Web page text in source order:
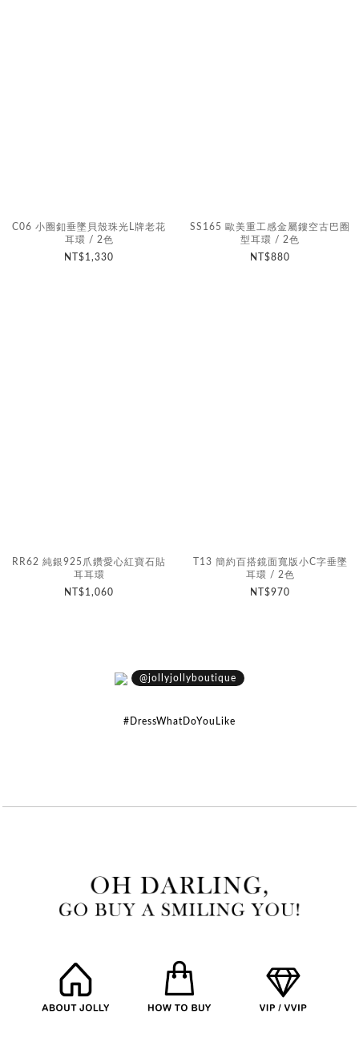
C06 小圈釦垂墜貝殼珠光L牌老花
耳環 / 2色
NT$1,330
SS165 歐美重工感金屬鏤空古巴圈
型耳環 / 2色
NT$880
RR62 純銀925爪鑽愛心紅寶石貼
耳耳環
NT$1,060
T13 簡約百搭鏡面寬版小C字垂墜
耳環 / 2色
NT$970
@jollyjollyboutique
#DressWhatDoYouLike